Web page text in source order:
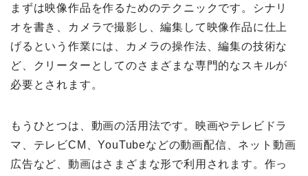
まずは映像作品を作るためのテクニックです。シナリ
オを書き、カメラで撮影し、編集して映像作品に仕上
げるという作業には、カメラの操作法、編集の技術な
ど、クリーターとしてのさまざまな専門的なスキルが
必要とされます。
もうひとつは、動画の活用法です。映画やテレビドラ
マ、テレビCM、YouTubeなどの動画配信、ネット動画
広告など、動画はさまざまな形で利用されます。作っ